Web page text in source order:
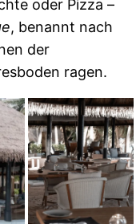
oder Pizza –
, benannt nach
der
ragen.